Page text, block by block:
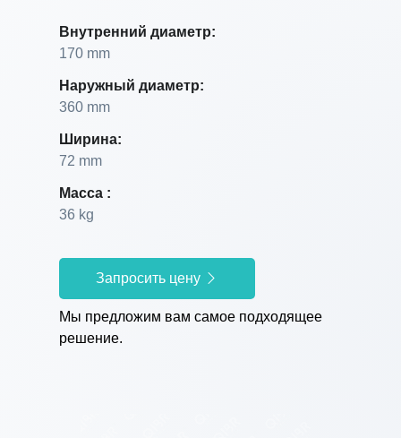
Внутренний диаметр:
170 mm
Наружный диаметр:
360 mm
Ширина:
72 mm
Масса :
36 kg
Запросить цену
Мы предложим вам самое подходящее
решение.